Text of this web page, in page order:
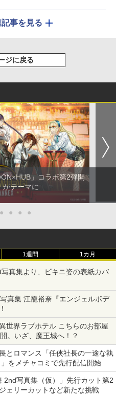
事を見る
ジに戻る
」コラボ第2弾開
がテーマに
● ● ● ●
1週間 1カ月
写真集より、ビキニ姿の表紙カバ
ト）」に決定
真集 江籠裕奈『エンジェルボデ
世界ラブホテル こちらのお部屋
。いざ、魔王城へ！？
とロマンス「任侠社長の一途な執
をメチャコミで先行配信開始
2nd写真集（仮）」先行カット第2
ェリーカットなど新たな挑戦